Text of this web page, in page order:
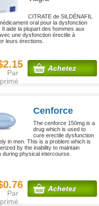
CITRATE de SILDÉNAFIL
oral pour la dysfonction
Il aide la plupart des hommes aux
une dysfonction érectile à
leurs érections.
Par
Achetez
Cenforce
The cenforce 150mg is a
drug which is used to
cure erectile dysfunction
in men. This is a problem which is
by the inability to maintain
during physical intercourse.
Par
Achetez